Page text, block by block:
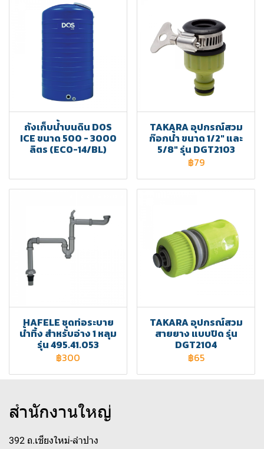
ถังเก็บน้ำบนดิน DOS
ICE ขนาด 500 - 3000
ลิตร (ECO-14/BL)
TAKARA อุปกรณ์สวม
ก๊อกน้ำ ขนาด 1/2" และ
5/8" รุ่น DGT2103
฿79
HAFELE ชุดท่อระบาย
น้ำทิ้ง สำหรับอ่าง 1 หลุม
รุ่น 495.41.053
฿300
TAKARA อุปกรณ์สวม
สายยาง แบบปิด รุ่น
DGT2104
฿65
สำนักงานใหญ่
392 ถ.เชียงใหม่-ลำปาง